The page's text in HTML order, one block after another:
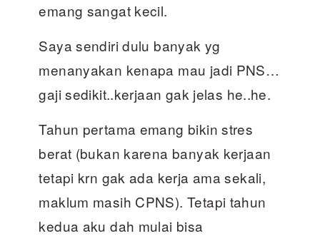
emang sangat kecil.
Saya sendiri dulu banyak yg
menanyakan kenapa mau jadi PNS…
gaji sedikit..kerjaan gak jelas he..he.
Tahun pertama emang bikin stres
berat (bukan karena banyak kerjaan
tetapi krn gak ada kerja ama sekali,
maklum masih CPNS). Tetapi tahun
kedua aku dah mulai bisa